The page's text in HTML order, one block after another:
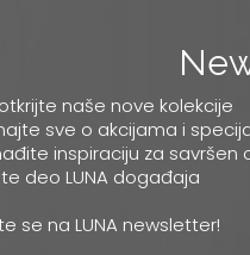
naše nove kolekcije
sve o akcijama i
inspiraciju za savršen
deo LUNA događaja
se na LUNA newsletter!